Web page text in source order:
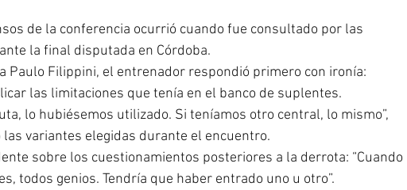
de la conferencia ocurrió cuando fue consultado por las
la final disputada en Córdoba.
Paulo Filippini, el entrenador respondió primero con ironía:
las limitaciones que tenía en el banco de suplentes.
lo hubiésemos utilizado. Si teníamos otro central, lo mismo”,
variantes elegidas durante el encuentro.
sobre los cuestionamientos posteriores a la derrota: “Cuando
todos genios. Tendría que haber entrado uno u otro”.